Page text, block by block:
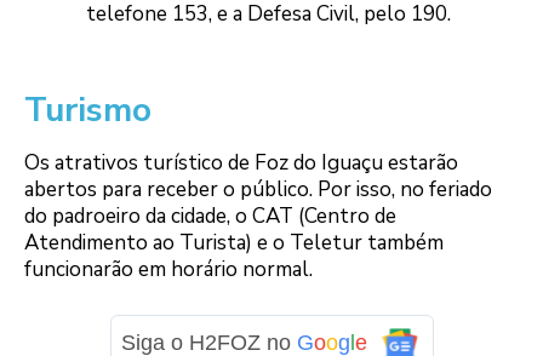
telefone 153, e a Defesa Civil, pelo 190.
Turismo
Os atrativos turístico de Foz do Iguaçu estarão
abertos para receber o público. Por isso, no feriado
do padroeiro da cidade, o CAT (Centro de
Atendimento ao Turista) e o Teletur também
funcionarão em horário normal.
Siga o H2FOZ no Google